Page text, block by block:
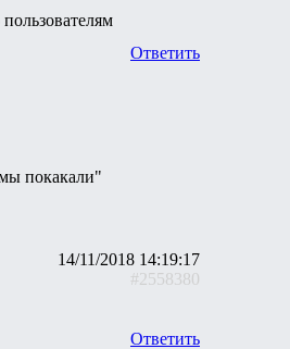
пользователям
Ответить
покакали"
14/11/2018 14:19:17
#2558380
Ответить